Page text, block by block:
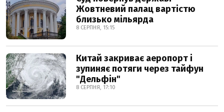
Жовтневий палац вартістю
близько мільярда
8 СЕРПНЯ, 15:15
Китай закриває аеропорт і
зупиняє потяги через тайфун
"Дельфін"
8 СЕРПНЯ, 17:10